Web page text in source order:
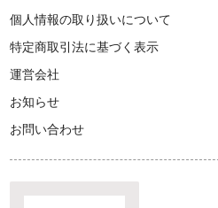
個人情報の取り扱いについて
特定商取引法に基づく表示
運営会社
お知らせ
お問い合わせ